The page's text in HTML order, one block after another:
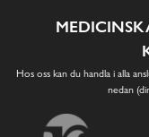
Hos oss kan du handla i alla
nedan